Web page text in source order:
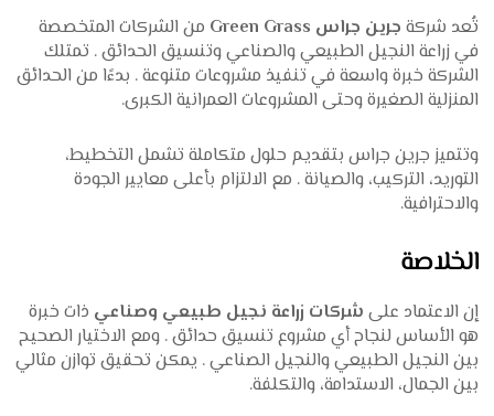
تُعد شركة جرين جراس Green Grass
من الشركات المتخصصة
في زراعة النجيل الطبيعي والصناعي وتنسيق الحدائق . تمتلك
الشركة خبرة واسعة في تنفيذ مشروعات متنوعة . بدءًا من الحدائق
المنزلية الصغيرة وحتى المشروعات العمرانية الكبرى.
وتتميز جرين جراس بتقديم حلول متكاملة تشمل التخطيط،
التوريد، التركيب، والصيانة . مع الالتزام بأعلى معايير الجودة
والاحترافية.
الخلاصة
إن الاعتماد على شركات زراعة نجيل طبيعي وصناعي ذات خبرة
هو الأساس لنجاح أي مشروع تنسيق حدائق . ومع الاختيار الصحيح
بين النجيل الطبيعي والنجيل الصناعي . يمكن تحقيق توازن مثالي
بين الجمال، الاستدامة، والتكلفة.